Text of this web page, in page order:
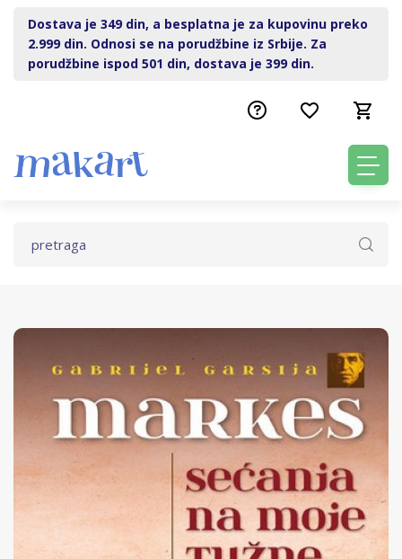
Dostava je 349 din, a besplatna je za kupovinu preko
2.999 din. Odnosi se na porudžbine iz Srbije. Za
porudžbine ispod 501 din, dostava je 399 din.